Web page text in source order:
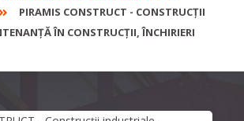
PIRAMIS CONSTRUCT - CONSTRUCȚII
ÎN CONSTRUCȚII, ÎNCHIRIERI